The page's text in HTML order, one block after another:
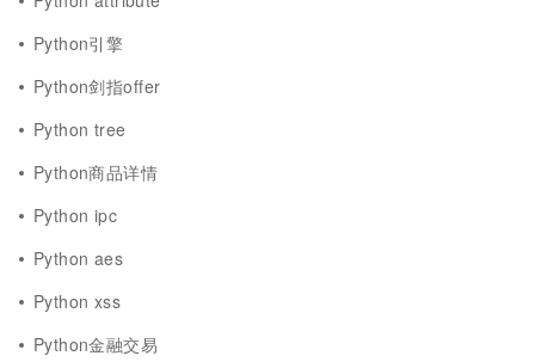
Python引擎
Python剑指offer
Python tree
Python商品详情
Python ipc
Python aes
Python xss
Python金融交易